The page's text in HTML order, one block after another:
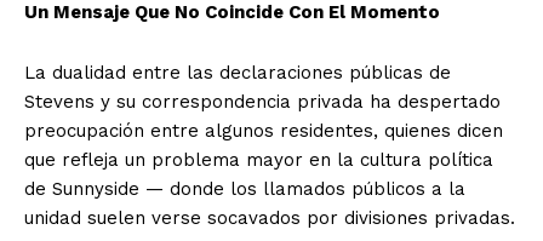
Un Mensaje Que No Coincide Con El Momento
La dualidad entre las declaraciones públicas de
Stevens y su correspondencia privada ha despertado
preocupación entre algunos residentes, quienes dicen
que refleja un problema mayor en la cultura política
de Sunnyside — donde los llamados públicos a la
unidad suelen verse socavados por divisiones privadas.